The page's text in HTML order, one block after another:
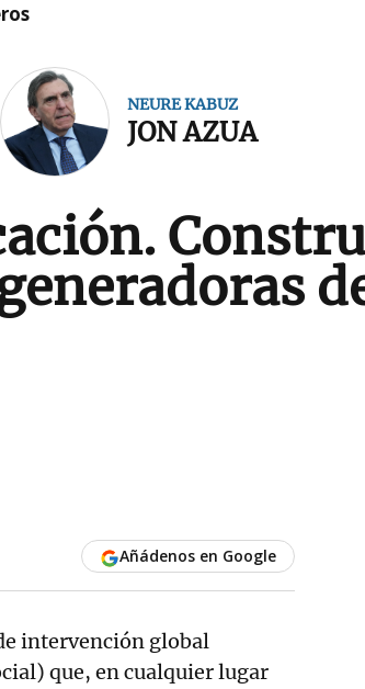
NEURE KABUZ
JON AZUA
Añádenos en Google
intervención global
que, en cualquier lugar